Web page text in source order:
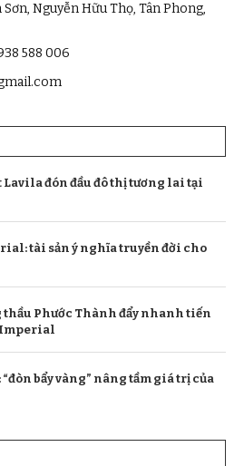
Nguyễn Hữu Thọ, Tân Phong,
588 006
đón đầu đô thị tương lai tại
tài sản ý nghĩa truyền đời cho
thầu Phước Thành đẩy nhanh tiến
Imperial
“đòn bẩy vàng” nâng tầm giá trị của